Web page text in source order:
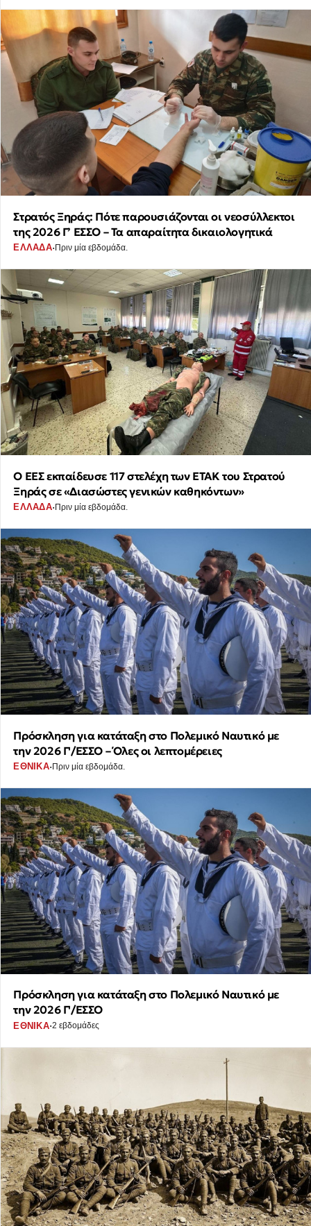
Στρατός Ξηράς: Πότε παρουσιάζονται οι νεοσύλλεκτοι
της 2026 Γ’ ΕΣΣΟ – Τα απαραίτητα δικαιολογητικά
ΕΛΛΑΔΑ·Πριν μία εβδομάδα.
Ο ΕΕΣ εκπαίδευσε 117 στελέχη των ΕΤΑΚ του Στρατού
Ξηράς σε «Διασώστες γενικών καθηκόντων»
ΕΛΛΑΔΑ·Πριν μία εβδομάδα.
Πρόσκληση για κατάταξη στο Πολεμικό Ναυτικό με
την 2026 Γ'/ΕΣΣΟ – Όλες οι λεπτομέρειες
ΕΘΝΙΚΑ·Πριν μία εβδομάδα.
Πρόσκληση για κατάταξη στο Πολεμικό Ναυτικό με
την 2026 Γ'/ΕΣΣΟ
ΕΘΝΙΚΑ·2 εβδομάδες